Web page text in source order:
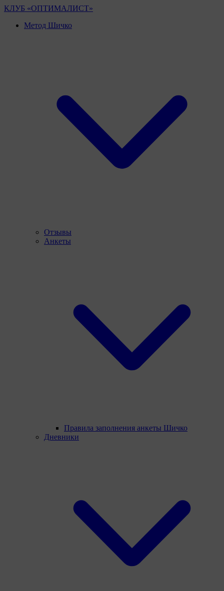
Перейти
контенту
КЛУБ «ОПТИМАЛИСТ»
Метод Шичко
Отзывы
Анкеты
Правила заполнения анкеты Шичко
Дневники